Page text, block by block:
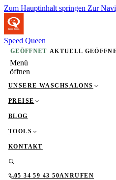
Zum Hauptinhalt springen Zur
Speed Queen
GEÖFFNET AKTUELL
Menü
öffnen
UNSERE WASCHSALONS
PREISE
BLOG
TOOLS
KONTAKT
05 34 59 43 50ANRUFEN